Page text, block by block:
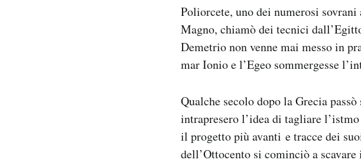
Poliorcete, uno dei numerosi
Magno, chiamò dei tecnici
Demetrio non venne mai messo in
mar Ionio e l’Egeo sommergesse
Qualche secolo dopo la Grecia
intrapresero l’idea di tagliare
il progetto più avanti e tracce dei
dell’Ottocento si cominciò a